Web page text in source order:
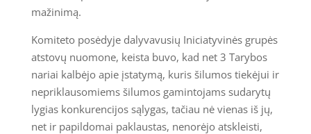
mažinimą.
Komiteto posėdyje dalyvavusių Iniciatyvinės grupės
atstovų nuomone, keista buvo, kad net 3 Tarybos
nariai kalbėjo apie įstatymą, kuris šilumos tiekėjui ir
nepriklausomiems šilumos gamintojams sudarytų
lygias konkurencijos sąlygas, tačiau nė vienas iš jų,
net ir papildomai paklaustas, nenorėjo atskleisti,